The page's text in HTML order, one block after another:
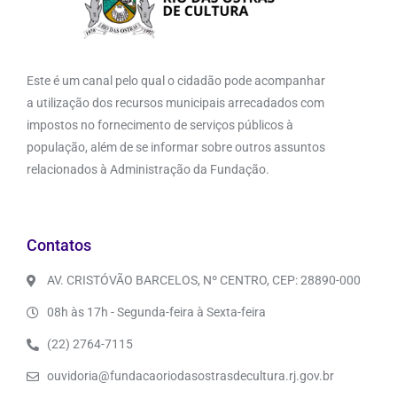
Este é um canal pelo qual o cidadão pode acompanhar
a utilização dos recursos municipais arrecadados com
impostos no fornecimento de serviços públicos à
população, além de se informar sobre outros assuntos
relacionados à Administração da Fundação.
Contatos
AV. CRISTÓVÃO BARCELOS, Nº CENTRO, CEP: 28890-000
08h às 17h - Segunda-feira à Sexta-feira
(22) 2764-7115
ouvidoria@fundacaoriodasostrasdecultura.rj.gov.br